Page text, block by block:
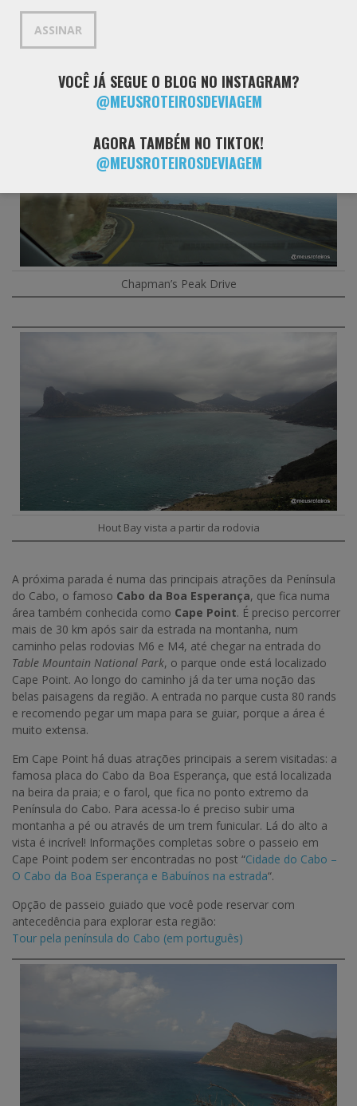
Chapman’s Peak Drive
Hout Bay vista a partir da rodovia
A próxima parada é numa das principais atrações da Península
do Cabo, o famoso Cabo da Boa Esperança, que fica numa
área também conhecida como Cape Point. É preciso percorrer
mais de 30 km após sair da estrada na montanha, num
caminho pelas rodovias M6 e M4, até chegar na entrada do
Table Mountain National Park, o parque onde está localizado
Cape Point. Ao longo do caminho já da ter uma noção das
belas paisagens da região. A entrada no parque custa 80 rands
e recomendo pegar um mapa para se guiar, porque a área é
muito extensa.
Em Cape Point há duas atrações principais a serem visitadas: a
famosa placa do Cabo da Boa Esperança, que está localizada
na beira da praia; e o farol, que fica no ponto extremo da
Península do Cabo. Para acessa-lo é preciso subir uma
montanha a pé ou através de um trem funicular. Lá do alto a
vista é incrível! Informações completas sobre o passeio em
Cape Point podem ser encontradas no post “Cidade do Cabo –
O Cabo da Boa Esperança e Babuínos na estrada“.
Opção de passeio guiado que você pode reservar com
antecedência para explorar esta região:
Tour pela península do Cabo (em português)
ASSINAR
VOCÊ JÁ SEGUE O BLOG NO INSTAGRAM?
@MEUSROTEIROSDEVIAGEM
AGORA TAMBÉM NO TIKTOK!
@MEUSROTEIROSDEVIAGEM